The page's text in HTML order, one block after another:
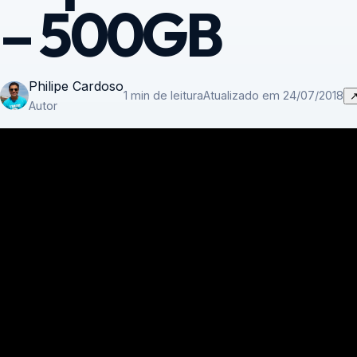
– 500GB
Philipe Cardoso
Autor
1 min de leituraAtualizado em 24/07/2018